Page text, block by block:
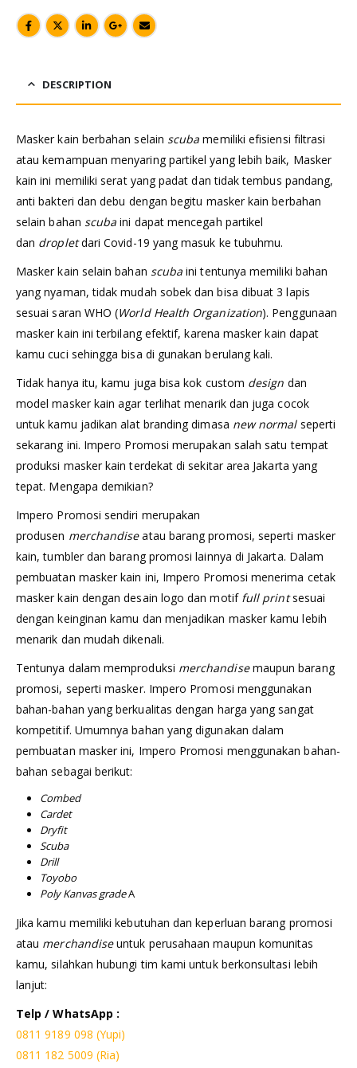
DESCRIPTION
Masker kain berbahan selain scuba memiliki efisiensi filtrasi
atau kemampuan menyaring partikel yang lebih baik, Masker
kain ini memiliki serat yang padat dan tidak tembus pandang,
anti bakteri dan debu dengan begitu masker kain berbahan
selain bahan scuba ini dapat mencegah partikel
dan dropletdari Covid-19 yang masuk ke tubuhmu.
Masker kain selain bahan scubaini tentunya memiliki bahan
yang nyaman, tidak mudah sobek dan bisa dibuat 3 lapis
sesuai saran WHO (World Health Organization). Penggunaan
masker kain ini terbilang efektif, karena masker kain dapat
kamu cuci sehingga bisa di gunakan berulang kali.
Tidak hanya itu, kamu juga bisa kok custom design dan
model masker kain agar terlihat menarik dan juga cocok
untuk kamu jadikan alat branding dimasa new normalseperti
sekarang ini. Impero Promosi merupakan salah satu tempat
produksi masker kain terdekat di sekitar area Jakarta yang
tepat. Mengapa demikian?
Impero Promosi sendiri merupakan
produsen merchandiseatau barang promosi, seperti masker
kain, tumbler dan barang promosi lainnya di Jakarta. Dalam
pembuatan masker kain ini, Impero Promosi menerima cetak
masker kain dengan desain logo dan motif full printsesuai
dengan keinginan kamu dan menjadikan masker kamu lebih
menarik dan mudah dikenali.
Tentunya dalam memproduksi merchandisemaupun barang
promosi, seperti masker. Impero Promosi menggunakan
bahan-bahan yang berkualitas dengan harga yang sangat
kompetitif. Umumnya bahan yang digunakan dalam
pembuatan masker ini, Impero Promosi menggunakan bahan-
bahan sebagai berikut:
Combed
Cardet
Dryfit
Scuba
Drill
Toyobo
Poly Kanvas gradeA
Jika kamu memiliki kebutuhan dan keperluan barang promosi
atau merchandiseuntuk perusahaan maupun komunitas
kamu, silahkan hubungi tim kami untuk berkonsultasi lebih
lanjut:
Telp / WhatsApp :
0811 9189 098 (Yupi)
0811 182 5009 (Ria)